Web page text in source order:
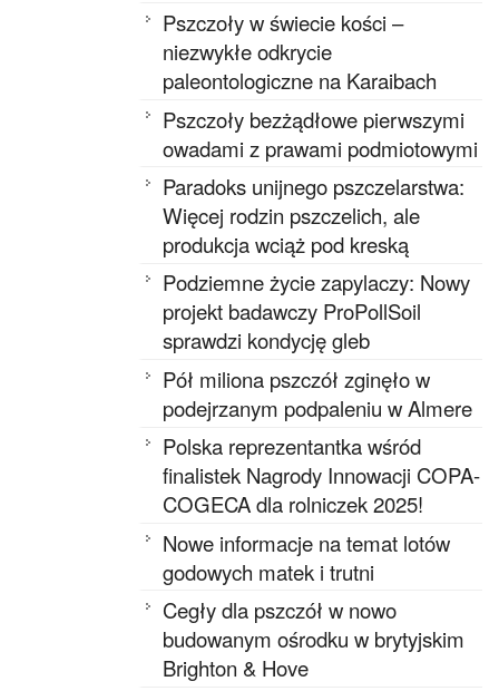
Pszczoły w świecie kości –
niezwykłe odkrycie
paleontologiczne na Karaibach
Pszczoły bezżądłowe pierwszymi
owadami z prawami podmiotowymi
Paradoks unijnego pszczelarstwa:
Więcej rodzin pszczelich, ale
produkcja wciąż pod kreską
Podziemne życie zapylaczy: Nowy
projekt badawczy ProPollSoil
sprawdzi kondycję gleb
Pół miliona pszczół zginęło w
podejrzanym podpaleniu w Almere
Polska reprezentantka wśród
finalistek Nagrody Innowacji COPA-
COGECA dla rolniczek 2025!
Nowe informacje na temat lotów
godowych matek i trutni
Cegły dla pszczół w nowo
budowanym ośrodku w brytyjskim
Brighton & Hove